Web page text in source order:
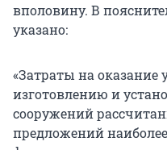
вполовину. В
указано:
«Затраты на оказание
изготовлению и
сооружений
предложений